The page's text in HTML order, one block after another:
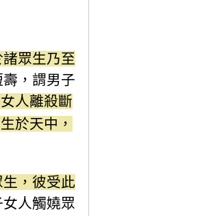
眾生乃至
，謂男子
人離殺斷
於天中，
，彼受此
人觸嬈眾